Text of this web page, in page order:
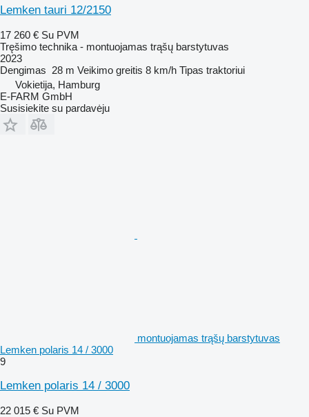
Lemken tauri 12/2150
17 260 € Su PVM
Tręšimo technika - montuojamas trąšų barstytuvas
2023
Dengimas 28 m Veikimo greitis 8 km/h Tipas traktoriui
Vokietija, Hamburg
E-FARM GmbH
Susisiekite su pardavėju
montuojamas trąšų barstytuvas
Lemken polaris 14 / 3000
9
Lemken polaris 14 / 3000
22 015 € Su PVM